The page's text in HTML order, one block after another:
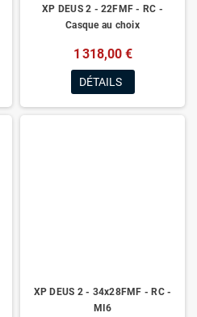
XP DEUS 2 - 22FMF - RC -
Casque au choix
1 318,00 €
DÉTAILS
XP DEUS 2 - 34x28FMF - RC -
MI6